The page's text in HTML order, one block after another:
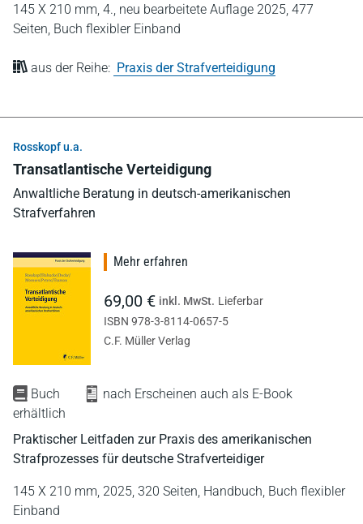
145 X 210 mm, 4., neu bearbeitete Auflage 2025, 477
Seiten, Buch flexibler Einband
aus der Reihe: Praxis der Strafverteidigung
Rosskopf u.a.
Transatlantische Verteidigung
Anwaltliche Beratung in deutsch-amerikanischen
Strafverfahren
Buch
nach Erscheinen auch als E-Book
erhältlich
Praktischer Leitfaden zur Praxis des amerikanischen
Strafprozesses für deutsche Strafverteidiger
145 X 210 mm, 2025, 320 Seiten, Handbuch, Buch flexibler
Einband
Mehr erfahren
69,00 € inkl. MwSt. Lieferbar
ISBN 978-3-8114-0657-5
C.F. Müller Verlag